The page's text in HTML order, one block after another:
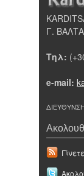
Γ.
Τηλ:
e-mail: